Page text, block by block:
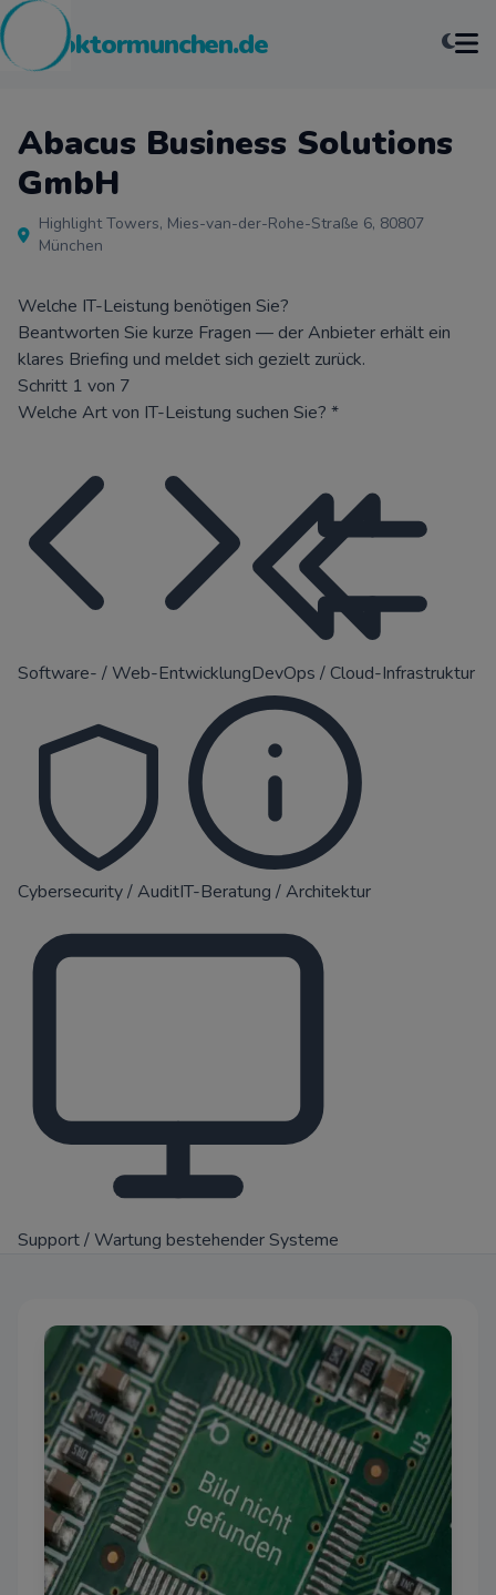
pcdoktormunchen.de
Abacus Business Solutions
GmbH
Highlight Towers, Mies-van-der-Rohe-Straße 6, 80807
München
Welche IT-Leistung benötigen Sie?
Beantworten Sie kurze Fragen — der Anbieter erhält ein
klares Briefing und meldet sich gezielt zurück.
Schritt 1 von 7
Welche Art von IT-Leistung suchen Sie? *
Software- / Web-EntwicklungDevOps / Cloud-Infrastruktur
Cybersecurity / AuditIT-Beratung / Architektur
Support / Wartung bestehender Systeme